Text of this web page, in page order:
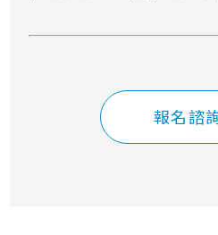
報名諮